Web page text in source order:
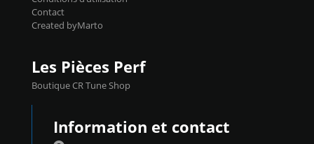
Contact
Created byMarto
Les Pièces Perf
Boutique CR Tune Shop
Information et contact